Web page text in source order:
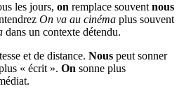
les jours, on remplace souvent nous
On va au cinéma plus souvent
dans un contexte détendu.
et de distance. Nous peut sonner
« écrit ». On sonne plus